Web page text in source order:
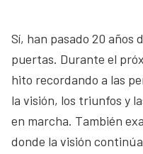
Sí, han pasado 20 años
puertas. Durante el
hito recordando a las
la visión, los triunfos y
en marcha. También
donde la visión